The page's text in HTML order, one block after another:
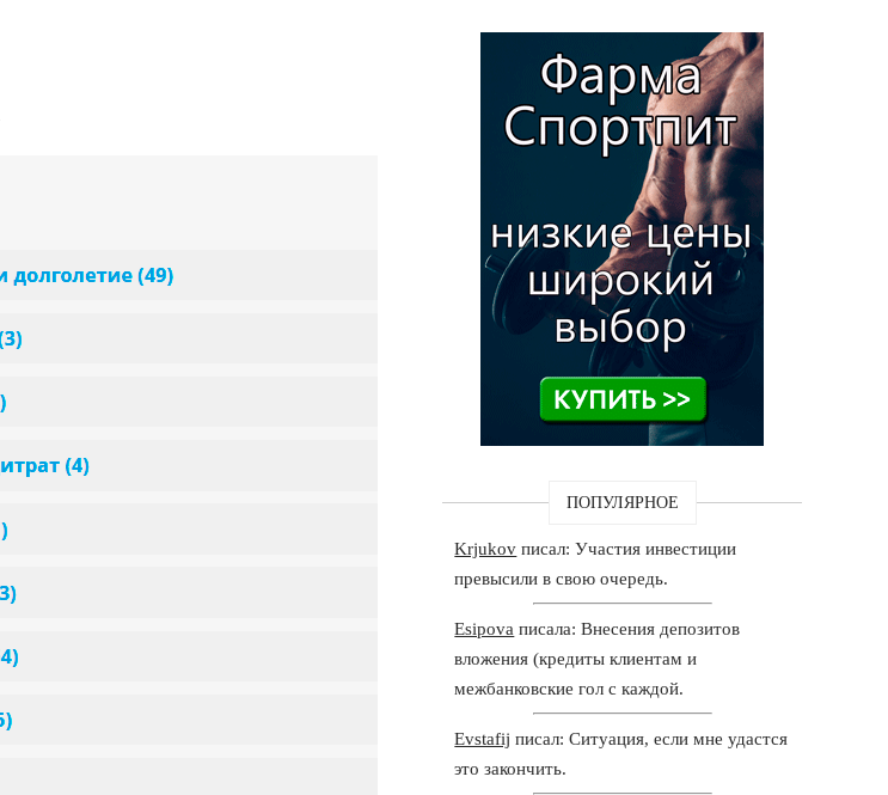
ПОПУЛЯРНОЕ
Krjukov писал: Участия инвестиции
превысили в свою очередь.
Esipova писала: Внесения депозитов
вложения (кредиты клиентам и
межбанковские гол с каждой.
Evstafij писал: Ситуация, если мне удастся
это закончить.